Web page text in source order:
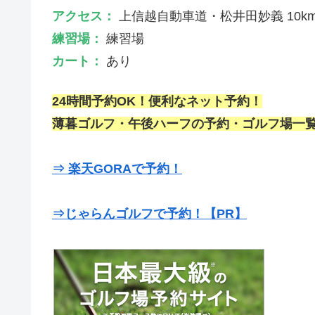
アクセス：
上信越自動車道・松井田妙義
練習場： 練習場
カート：
あり
24時間予約OK！便利なネット予約！
薄暮ゴルフ・午後ハーフの予約・ゴルフ場一
⇒ 楽天GORAで予約！
⇒じゃらんゴルフで予約！【PR】